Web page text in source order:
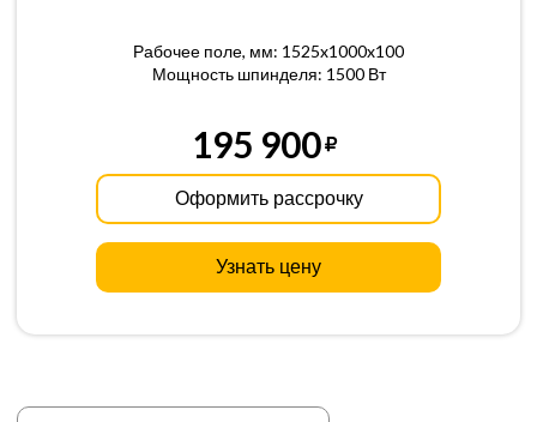
Рабочее поле, мм: 1525x1000x100
Мощность шпинделя: 1500 Вт
195 900
Оформить рассрочку
Узнать цену